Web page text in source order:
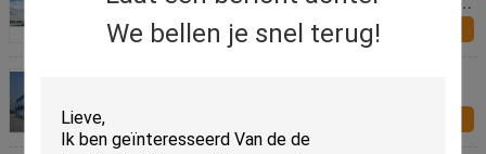
We bellen je snel terug!
op van de Luchtscheiding